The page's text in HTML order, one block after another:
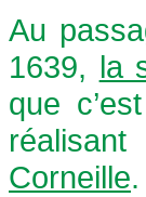
Au
1639, la
que
Corneille.